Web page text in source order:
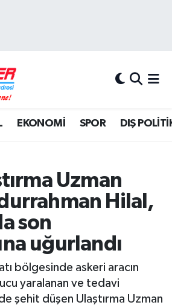
EKONOMİ SPOR DIŞ
Uzman
Hilal,
son
uğurlandı
bölgesinde askeri aracın
yaralanan ve tedavi
şehit düşen Ulaştırma Uzman
MAGAZİN
Durumu ve Fikstür